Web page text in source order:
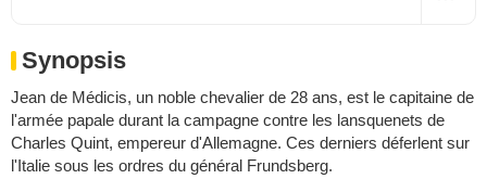
Synopsis
Jean de Médicis, un noble chevalier de 28 ans, est le capitaine de
l'armée papale durant la campagne contre les lansquenets de
Charles Quint, empereur d'Allemagne. Ces derniers déferlent sur
l'Italie sous les ordres du général Frundsberg.